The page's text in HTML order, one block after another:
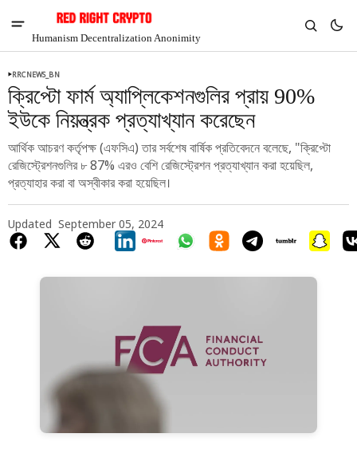
Humanism Decentralization Anonimity
RRCNEWS_BN
ক্রিপ্টো ফার্ম অ্যাপ্লিকেশনগুলির প্রায় 90%
ইউকে নিয়ন্ত্রক প্রত্যাখ্যান করেছেন
আর্থিক আচরণ কর্তৃপক্ষ (এফসিএ) তার সর্বশেষ বার্ষিক প্রতিবেদনে বলেছে, "ক্রিপ্টো
রেজিস্ট্রেশনগুলির ৮ 87% এরও বেশি রেজিস্ট্রেশন প্রত্যাখ্যান করা হয়েছিল,
প্রত্যাহার করা বা অস্বীকার করা হয়েছিল।
Updated September 05, 2024